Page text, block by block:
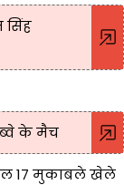
सिंह
के मैच
17 मुकाबले खेले